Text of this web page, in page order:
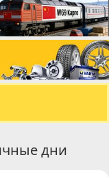
дни